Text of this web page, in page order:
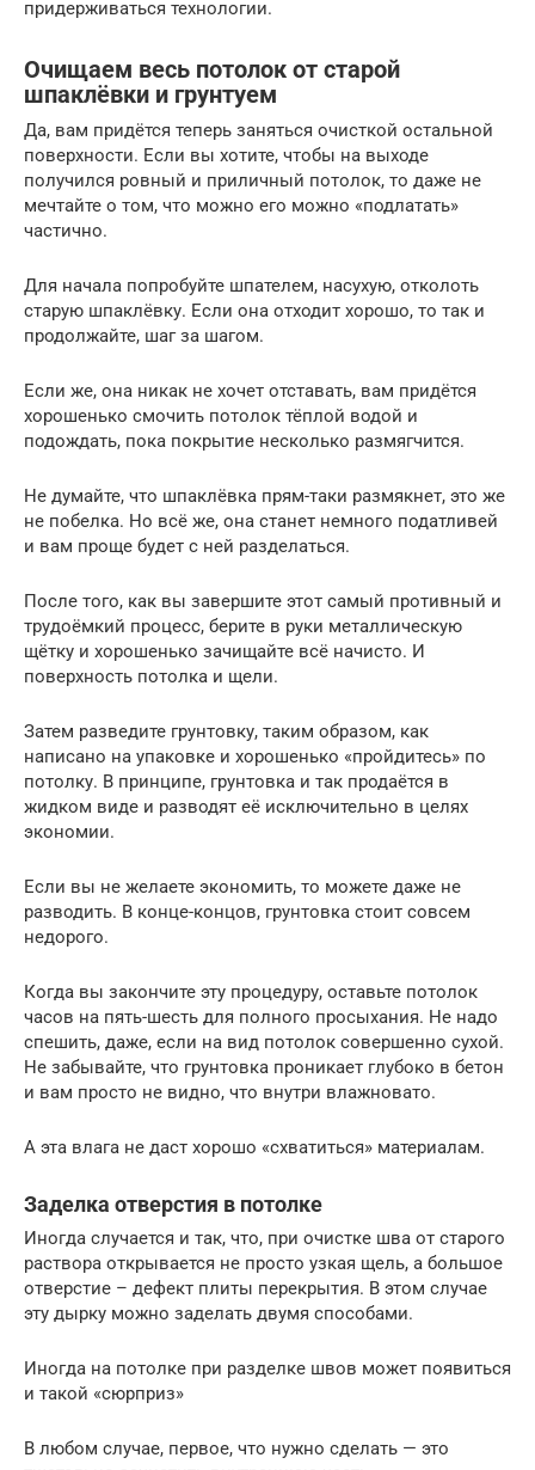
придерживаться технологии.
Очищаем весь потолок от старой
шпаклёвки и грунтуем
Да, вам придётся теперь заняться очисткой остальной
поверхности. Если вы хотите, чтобы на выходе
получился ровный и приличный потолок, то даже не
мечтайте о том, что можно его можно «подлатать»
частично.
Для начала попробуйте шпателем, насухую, отколоть
старую шпаклёвку. Если она отходит хорошо, то так и
продолжайте, шаг за шагом.
Если же, она никак не хочет отставать, вам придётся
хорошенько смочить потолок тёплой водой и
подождать, пока покрытие несколько размягчится.
Не думайте, что шпаклёвка прям-таки размякнет, это же
не побелка. Но всё же, она станет немного податливей
и вам проще будет с ней разделаться.
После того, как вы завершите этот самый противный и
трудоёмкий процесс, берите в руки металлическую
щётку и хорошенько зачищайте всё начисто. И
поверхность потолка и щели.
Затем разведите грунтовку, таким образом, как
написано на упаковке и хорошенько «пройдитесь» по
потолку. В принципе, грунтовка и так продаётся в
жидком виде и разводят её исключительно в целях
экономии.
Если вы не желаете экономить, то можете даже не
разводить. В конце-концов, грунтовка стоит совсем
недорого.
Когда вы закончите эту процедуру, оставьте потолок
часов на пять-шесть для полного просыхания. Не надо
спешить, даже, если на вид потолок совершенно сухой.
Не забывайте, что грунтовка проникает глубоко в бетон
и вам просто не видно, что внутри влажновато.
А эта влага не даст хорошо «схватиться» материалам.
Заделка отверстия в потолке
Иногда случается и так, что, при очистке шва от старого
раствора открывается не просто узкая щель, а большое
отверстие – дефект плиты перекрытия. В этом случае
эту дырку можно заделать двумя способами.
Иногда на потолке при разделке швов может появиться
и такой «сюрприз»
В любом случае, первое, что нужно сделать — это